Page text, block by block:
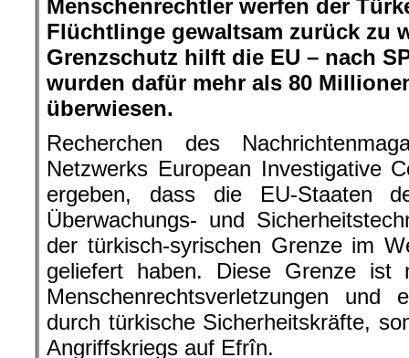
Menschenrechtler werfen der
Flüchtlinge gewaltsam zurück zu
Grenzschutz hilft die EU – nach
wurden dafür mehr als 80
überwiesen.
Recherchen des
Netzwerks European Investigative
ergeben, dass die EU-Staaten
Überwachungs- und
der türkisch-syrischen Grenze im
geliefert haben. Diese Grenze ist
Menschenrechtsverletzungen und
durch türkische Sicherheitskräfte,
Angriffskriegs auf Efrîn.